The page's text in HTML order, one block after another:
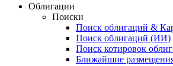
Облигации
Поиски
Поиск облигаций &
Поиск облигаций (ИИ)
Поиск котировок
Ближайшие